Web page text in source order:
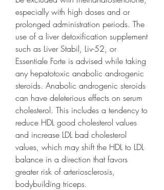
especially with high doses and or
prolonged administration periods. The
use of a liver detoxification supplement
such as Liver Stabil, Liv-52, or
Essentiale Forte is advised while taking
any hepatotoxic anabolic androgenic
steroids. Anabolic androgenic steroids
can have deleterious effects on serum
cholesterol. This includes a tendency to
reduce HDL good cholesterol values
and increase LDL bad cholesterol
values, which may shift the HDL to LDL
balance in a direction that favors
greater risk of arteriosclerosis,
bodybuilding triceps.